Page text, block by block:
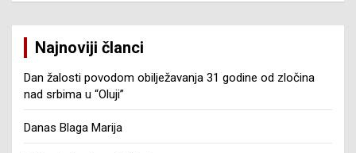
Najnoviji članci
Dan žalosti povodom obilježavanja 31 godine od zločina
nad srbima u “Oluji”
Danas Blaga Marija